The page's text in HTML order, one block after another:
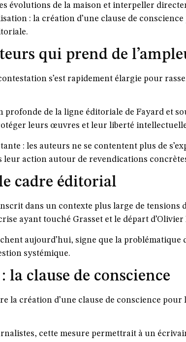
évolutions de la maison et interpeller
: la création d’une clause de conscience
qui prend de
s’est rapidement élargie pour
de la ligne éditoriale de Fayard et
leurs œuvres et leur liberté
: les auteurs ne se contentent plus de
action autour de revendications
cadre éditorial
dans un contexte plus large de tensions
ayant touché Grasset et le départ d’Olivier
aujourd’hui, signe que la problématique
systémique.
clause de conscience
la création d’une clause de conscience pour
cette mesure permettrait à un